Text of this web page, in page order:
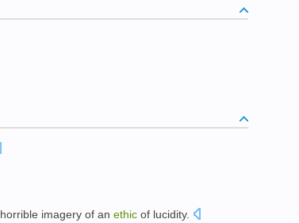
horrible imagery of an ethic of lucidity.